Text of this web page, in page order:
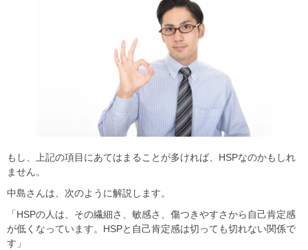
もし、上記の項目にあてはまることが多ければ、HSPなのかもしれ
ません。
中島さんは、次のように解説します。
「HSPの人は、その繊細さ、敏感さ、傷つきやすさから自己肯定感
が低くなっています。HSPと自己肯定感は切っても切れない関係で
す」